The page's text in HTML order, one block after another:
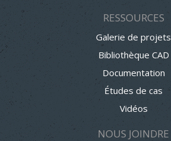
RESSOURCES
Galerie de projets
Bibliothèque CAD
Documentation
Études de cas
Vidéos
NOUS JOINDRE